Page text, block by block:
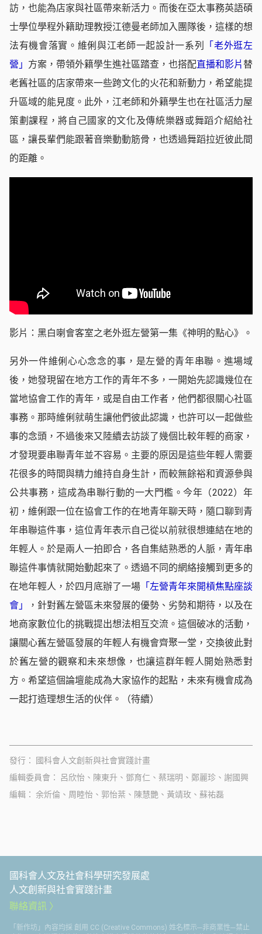
訪，也能為店家與社區帶來新活力。而後在亞太事務英語碩
士學位學程外籍助理教授江德曼老師加入團隊後，這樣的想
法有機會落實。維俐與江老師一起設計一系列
「老外逛左
營」 方案，帶領外籍學生進社區踏查，也搭配直播和影片 替
老舊社區的店家帶來一些跨文化的火花和新動力，希望能提
升區域的能見度。此外，江老師和外籍學生也在社區活力屋
策劃課程，將自己國家的文化及傳統樂器或舞蹈介紹給社
區，讓長輩們能跟著音樂動動筋骨，也透過舞蹈拉近彼此間
的距離。
影片：黑白喇會客室之老外逛左營第一集《神明的點心》。
另外一件維俐心心念念的事，是左營的青年串聯。進場域
後，她發現留在地方工作的青年不多，一開始先認識幾位在
當地協會工作的青年，或是自由工作者，他們都很關心社區
事務。那時維俐就萌生讓他們彼此認識，也許可以一起做些
事的念頭，不過後來又陸續去訪談了幾個比較年輕的商家，
才發現要串聯青年並不容易。主要的原因是這些年輕人需要
花很多的時間與精力維持自身生計，而較無餘裕和資源參與
公共事務，這成為串聯行動的一大門檻。今年（2022）年
初，維俐跟一位在協會工作的在地青年聊天時，隨口聊到青
年串聯這件事，這位青年表示自己從以前就很想連結在地的
年輕人。於是兩人一拍即合，各自集結熟悉的人脈，青年串
聯這件事情就開始動起來了。透過不同的網絡接觸到更多的
在地年輕人，於四月底辦了一場 「左營青年來開槓焦點座談
會」
，針對舊左營區未來發展的優勢、劣勢和期待，以及在
地商家數位化的挑戰提出想法相互交流。這個破冰的活動，
讓關心舊左營區發展的年輕人有機會齊聚一堂，交換彼此對
於舊左營的觀察和未來想像，也讓這群年輕人開始熟悉對
方。希望這個論壇能成為大家協作的起點，未來有機會成為
一起打造理想生活的伙伴。（待續）
發行
國科會人文創新與社會實踐計畫
編輯委員會
呂欣怡、陳東升、鄧育仁、蔡瑞明、鄭麗珍、謝國興
編輯
余炘倫、周睦怡、郭怡棻、陳慧艷、黃靖玫、蘇祐磊
國科會人文及社會科學研究發展處
人文創新與社會實踐計畫
聯絡資訊
「新作坊」內容均採 創用 CC (Creative Commons) 姓名標示─非商業性─禁止